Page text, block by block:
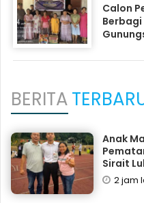
Calon
BERITA
Anak
Sirait
2 jam